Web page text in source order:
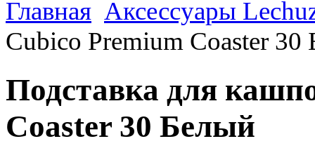
Главная Аксессуары
Сubico Premium Coaster 30
Подставка для
Coaster 30 Белый